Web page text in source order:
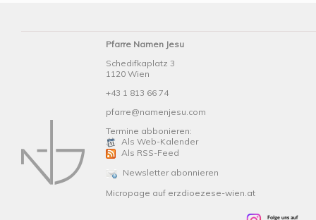
Pfarre Namen Jesu
Schedifkaplatz 3
1120 Wien
+43 1 813 66 74
pfarre@namenjesu.com
Termine abbonieren:
Als Web-Kalender
Als RSS-Feed
Newsletter abonnieren
Micropage auf erzdioezese-wien.at